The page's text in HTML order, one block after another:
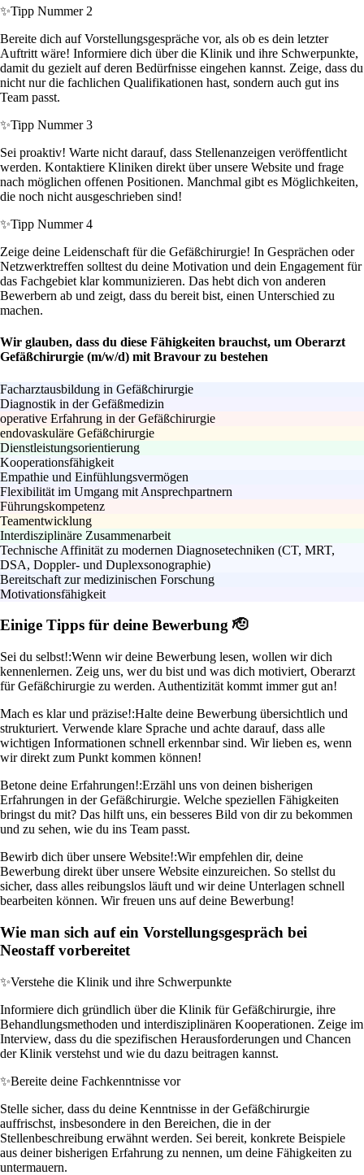
✨Tipp Nummer 2
Bereite dich auf Vorstellungsgespräche vor, als ob es dein letzter
Auftritt wäre! Informiere dich über die Klinik und ihre Schwerpunkte,
damit du gezielt auf deren Bedürfnisse eingehen kannst. Zeige, dass du
nicht nur die fachlichen Qualifikationen hast, sondern auch gut ins
Team passt.
✨Tipp Nummer 3
Sei proaktiv! Warte nicht darauf, dass Stellenanzeigen veröffentlicht
werden. Kontaktiere Kliniken direkt über unsere Website und frage
nach möglichen offenen Positionen. Manchmal gibt es Möglichkeiten,
die noch nicht ausgeschrieben sind!
✨Tipp Nummer 4
Zeige deine Leidenschaft für die Gefäßchirurgie! In Gesprächen oder
Netzwerktreffen solltest du deine Motivation und dein Engagement für
das Fachgebiet klar kommunizieren. Das hebt dich von anderen
Bewerbern ab und zeigt, dass du bereit bist, einen Unterschied zu
machen.
Wir glauben, dass du diese Fähigkeiten brauchst, um Oberarzt
Gefäßchirurgie (m/w/d) mit Bravour zu bestehen
Facharztausbildung in Gefäßchirurgie
Diagnostik in der Gefäßmedizin
operative Erfahrung in der Gefäßchirurgie
endovaskuläre Gefäßchirurgie
Dienstleistungsorientierung
Kooperationsfähigkeit
Empathie und Einfühlungsvermögen
Flexibilität im Umgang mit Ansprechpartnern
Führungskompetenz
Teamentwicklung
Interdisziplinäre Zusammenarbeit
Technische Affinität zu modernen Diagnosetechniken (CT, MRT,
DSA, Doppler- und Duplexsonographie)
Bereitschaft zur medizinischen Forschung
Motivationsfähigkeit
Einige Tipps für deine Bewerbung 🫡
Sei du selbst!:Wenn wir deine Bewerbung lesen, wollen wir dich
kennenlernen. Zeig uns, wer du bist und was dich motiviert, Oberarzt
für Gefäßchirurgie zu werden. Authentizität kommt immer gut an!
Mach es klar und präzise!:Halte deine Bewerbung übersichtlich und
strukturiert. Verwende klare Sprache und achte darauf, dass alle
wichtigen Informationen schnell erkennbar sind. Wir lieben es, wenn
wir direkt zum Punkt kommen können!
Betone deine Erfahrungen!:Erzähl uns von deinen bisherigen
Erfahrungen in der Gefäßchirurgie. Welche speziellen Fähigkeiten
bringst du mit? Das hilft uns, ein besseres Bild von dir zu bekommen
und zu sehen, wie du ins Team passt.
Bewirb dich über unsere Website!:Wir empfehlen dir, deine
Bewerbung direkt über unsere Website einzureichen. So stellst du
sicher, dass alles reibungslos läuft und wir deine Unterlagen schnell
bearbeiten können. Wir freuen uns auf deine Bewerbung!
Wie man sich auf ein Vorstellungsgespräch bei
Neostaff vorbereitet
✨Verstehe die Klinik und ihre Schwerpunkte
Informiere dich gründlich über die Klinik für Gefäßchirurgie, ihre
Behandlungsmethoden und interdisziplinären Kooperationen. Zeige im
Interview, dass du die spezifischen Herausforderungen und Chancen
der Klinik verstehst und wie du dazu beitragen kannst.
✨Bereite deine Fachkenntnisse vor
Stelle sicher, dass du deine Kenntnisse in der Gefäßchirurgie
auffrischst, insbesondere in den Bereichen, die in der
Stellenbeschreibung erwähnt werden. Sei bereit, konkrete Beispiele
aus deiner bisherigen Erfahrung zu nennen, um deine Fähigkeiten zu
untermauern.